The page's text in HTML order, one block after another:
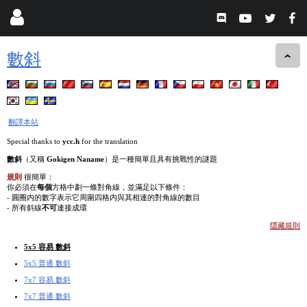
數斜
翻譯本站
Special thanks to ycc.h for the translation
數斜 （又稱 Gokigen Naname）是一種簡單且具有挑戰性的謎題
規則 很簡單：
你必須在每個方格中劃一條對角線，並滿足以下條件：
- 圓圈内的數字表示它周圍四格内與其相連的對角線的數目
- 所有斜線不可連接成環
隱藏規則
5x5 容易 數斜
5x5 普通 數斜
7x7 容易 數斜
7x7 普通 數斜